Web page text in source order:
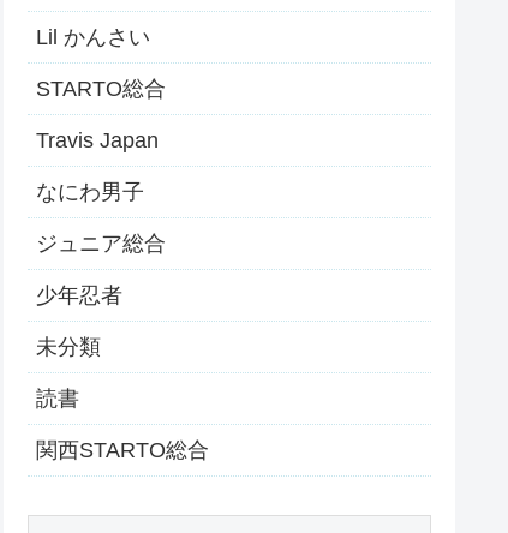
Lil かんさい
STARTO総合
Travis Japan
なにわ男子
ジュニア総合
少年忍者
未分類
読書
関西STARTO総合